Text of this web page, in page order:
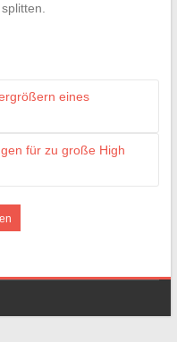
eines
für zu große High